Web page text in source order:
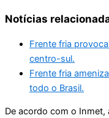
Notícias
Frente fria
centro-sul.
Frente fria
todo o Brasil.
De acordo com o Inmet,